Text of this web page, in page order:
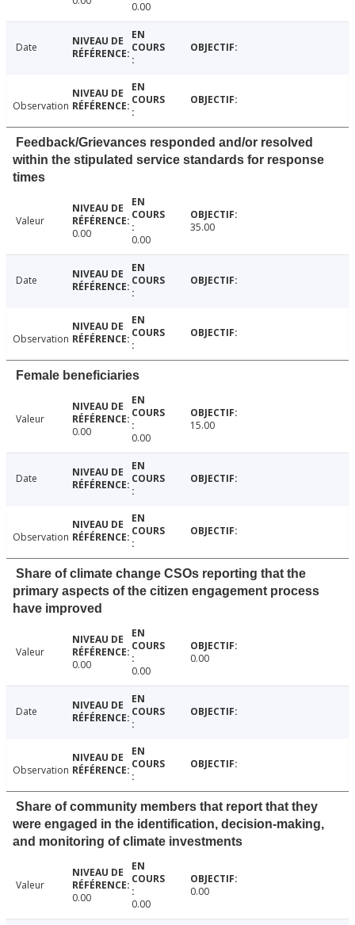
0.00
Date
Observation
Feedback/Grievances responded and/or resolved
within the stipulated service standards for response
times
Valeur
0.00
0.00
35.00
Date
Observation
Female beneficiaries
Valeur
0.00
0.00
15.00
Date
Observation
Share of climate change CSOs reporting that the
primary aspects of the citizen engagement process
have improved
Valeur
0.00
0.00
0.00
Date
Observation
Share of community members that report that they
were engaged in the identification, decision-making,
and monitoring of climate investments
Valeur
0.00
0.00
0.00